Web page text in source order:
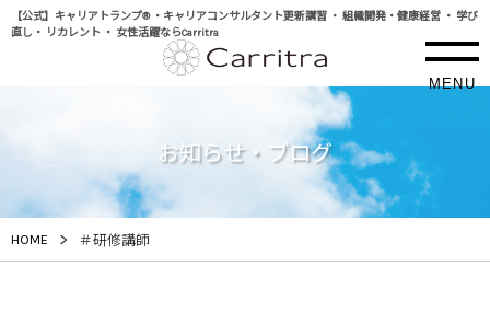
【公式】キャリアトランプ® ・キャリアコンサルタント更新講習 ・ 組織開発・健康経営 ・ 学び
直し・ リカレント ・ 女性活躍ならCarritra
MENU
お知らせ・ブログ
HOME > ＃研修講師